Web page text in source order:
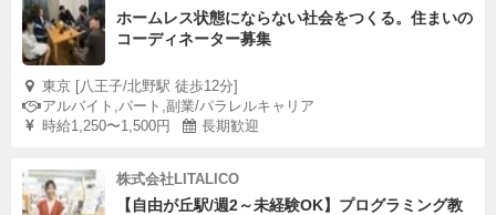
ホームレス状態にならない社会をつくる。住まいの
コーディネーター募集
東京 [八王子/北野駅 徒歩12分]
アルバイト,パート,副業/パラレルキャリア
時給1,250〜1,500円
長期歓迎
株式会社LITALICO
【自由が丘駅/週2～未経験OK】プログラミング教